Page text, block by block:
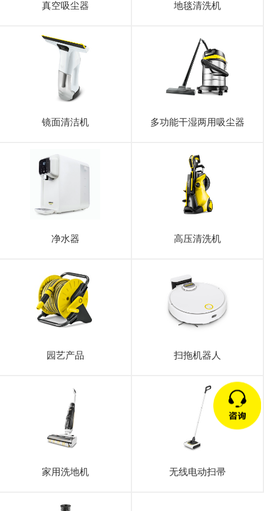
真空吸尘器 地毯清洗机
镜面清洁机 多功能干湿两用吸尘器
净水器 高压清洗机
园艺产品 扫拖机器人
家用洗地机 无线电动扫帚